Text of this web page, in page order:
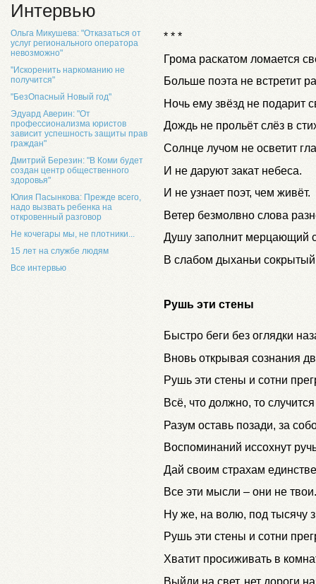
Интервью
Ольга Микушева: "Отказаться от
услуг регионального оператора
невозможно"
"Искоренить наркоманию не
получится"
"БезОпасный Новый год"
Эдуард Аверин: "От
профессионализма юристов
зависит успешность защиты прав
граждан"
Дмитрий Березин: "В Коми будет
создан центр общественного
здоровья"
Юлия Пасынкова: Прежде всего,
надо вызвать ребенка на
откровенный разговор
Не кочегары мы, не плотники...
15 лет на службе людям
Все интервью
* * *
Грома раскатом ломается
Больше поэта не встретит
Ночь ему звёзд не подарит
Дождь не прольёт слёз в
Солнце лучом не осветит
И не даруют закат небеса.
И не узнает поэт, чем живёт.
Ветер безмолвно слова
Душу заполнит мерцающий
В слабом дыханьи сокрытый
Рушь эти стены
Быстро беги без оглядки
Вновь открывая сознания
Рушь эти стены и сотни
Всё, что должно, то
Разум оставь позади, за
Воспоминаний иссохнут
Дай своим страхам
Все эти мысли – они не твои.
Ну же, на волю, под тысячу
Рушь эти стены и сотни
Хватит просиживать в
Выйди на свет, нет дороги